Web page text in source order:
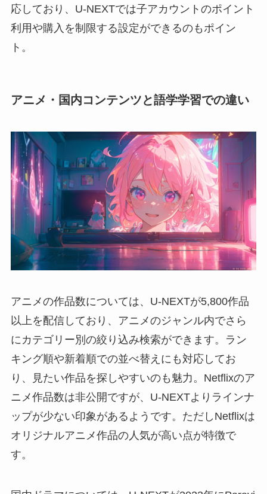
応しており、U-NEXTでは子アカウントのポイント
利用や購入を制限する設定ができるのもポイン
ト。
アニメ・国内コンテンツと語学学習での違い
アニメの作品数については、U-NEXTが5,800作品
以上を配信しており、アニメのジャンル内でさら
にカテゴリー別の絞り込み検索ができます。ラン
キング順や新着順での並べ替えにも対応してお
り、見たい作品を探しやすいのも魅力。Netflixのア
ニメ作品数は非公開ですが、U-NEXTよりラインナ
ップが少ない印象があるようです。ただしNetflixは
オリジナルアニメ作品の人気が高い点が特徴で
す。